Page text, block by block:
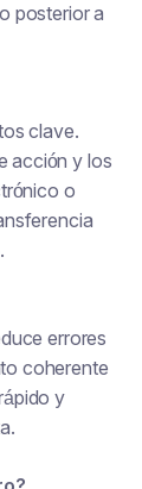
posterior a
clave.
acción y los
o
errores
coherente
y